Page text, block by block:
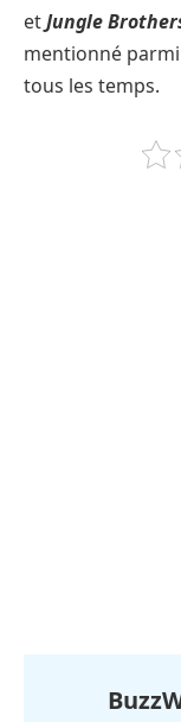
etJungle
mentionné
tous les temps.